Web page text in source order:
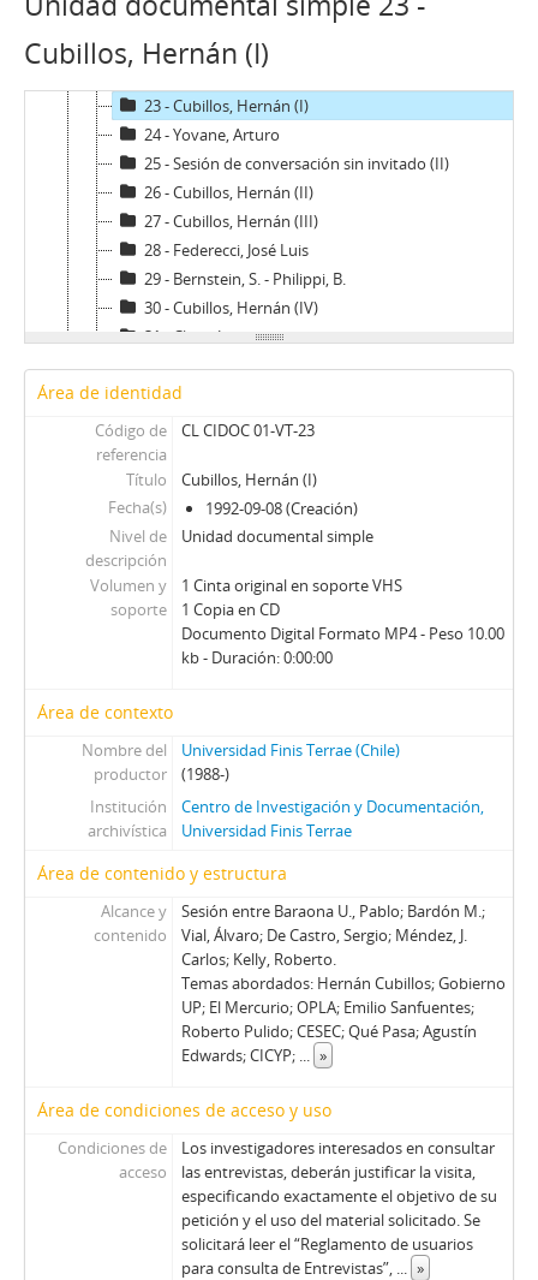
Cubillos, Hernán (I)
20 - De Castro, Sergio
21 - Carvajal, Patricio
23 - Cubillos, Hernán (I)
24 - Yovane, Arturo
25 - Sesión de conversación sin invitado (II)
26 - Cubillos, Hernán (II)
27 - Cubillos, Hernán (III)
28 - Federecci, José Luis
29 - Bernstein, S. - Philippi, B.
30 - Cubillos, Hernán (IV)
31 - Claro, Jorge
32 - Prieto, A. - Guzmán, J. A.
33 - Toledo, Germán
34 - Müller, Tomás
35 - Errázuriz, Hernán Felipe (I)
36 - Seguel, Enrique
37 - Recabarren, Antonio
38 - Costabal, Martín
39 - Selume, Jorge
40 - Errázuriz, Hernán Felipe (II)
41 - Luders, Rolf
42 - Buchi, Hernán
44 - Büchi, Hernán
45 - Larroulet, Hernán
46 - Tapia, Daniel
47 - Fontaine, Juan Andrés
48 - Cáceres, Carlos (I)
50 - Lamarca, Felipe
51 - Cáceres, Carlos (II)
52 - Ballerino, Jorge
53 - Jorge Ballerino II
54 - Romero, Juan
55 - Fernández, Sergio
56 - Fernandez, Sergio II
58 - Madariaga, Mónica II
59 - Montero, Enrique I
60 - Montero, Enrique II
61 - Floody, Nilo
62 - Carrasco, Washington
63 - Canessa, Julio
Área de identidad
Código de
referencia
CL CIDOC 01-VT-23
Título
Cubillos, Hernán (I)
Fecha(s)
1992-09-08 (Creación)
Nivel de
descripción
Unidad documental simple
Volumen y
soporte
1 Cinta original en soporte VHS
1 Copia en CD
Documento Digital Formato MP4 - Peso 10.00
kb - Duración: 0:00:00
Área de contexto
Nombre del
productor
Universidad Finis Terrae (Chile)
(1988-)
Institución
archivística
Centro de Investigación y Documentación,
Universidad Finis Terrae
Área de contenido y estructura
Alcance y
contenido
Sesión entre Baraona U., Pablo; Bardón M.;
Vial, Álvaro; De Castro, Sergio; Méndez, J.
Carlos; Kelly, Roberto.
Temas abordados: Hernán Cubillos; Gobierno
UP; El Mercurio; OPLA; Emilio Sanfuentes;
Roberto Pulido; CESEC; Qué Pasa; Agustín
Edwards; CICYP; ... »
Área de condiciones de acceso y uso
Condiciones de
acceso
Los investigadores interesados en consultar
las entrevistas, deberán justificar la visita,
especificando exactamente el objetivo de su
petición y el uso del material solicitado. Se
solicitará leer el “Reglamento de usuarios
para consulta de Entrevistas”, ... »